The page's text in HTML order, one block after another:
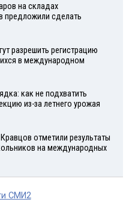
на складах
предложили сделать
разрешить регистрацию
в международном
как не подхватить
из-за летнего урожая
отметили результаты
на международных
СМИ2